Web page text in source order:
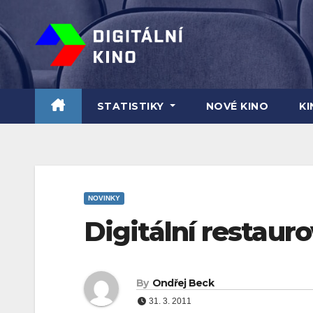
to
content
STATISTIKY NOVÉ KINO
NOVINKY
Digitální
By Ondřej Beck
31. 3. 2011